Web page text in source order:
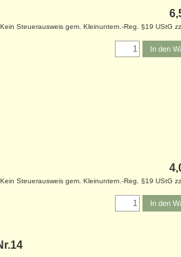
Kein Steuerausweis gem. Kleinuntern.-Reg. §19 UStG
In den
Kein Steuerausweis gem. Kleinuntern.-Reg. §19 UStG
In den